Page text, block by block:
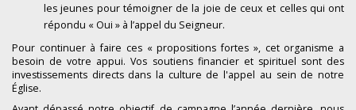
les jeunes pour témoigner de la joie de ceux et celles qui ont
répondu « Oui » à l’appel du Seigneur.
Pour continuer à faire ces « propositions fortes », cet organisme a
besoin de votre appui. Vos soutiens financier et spirituel sont des
investissements directs dans la culture de l'appel au sein de notre
Église.